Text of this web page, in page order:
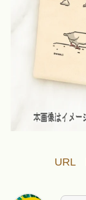
URL